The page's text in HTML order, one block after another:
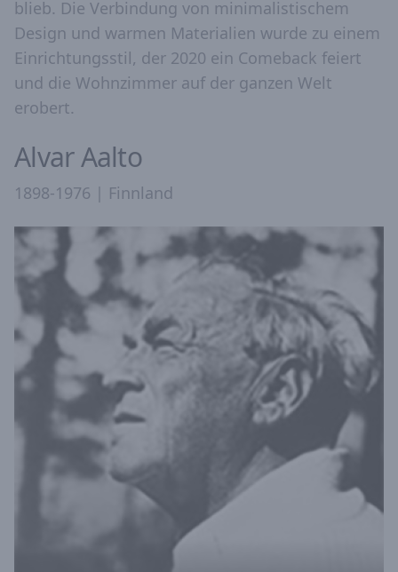
blieb. Die Verbindung von minimalistischem
Design und warmen Materialien wurde zu einem
Einrichtungsstil, der 2020 ein Comeback feiert
und die Wohnzimmer auf der ganzen Welt
erobert.
Alvar Aalto
1898-1976 | Finnland